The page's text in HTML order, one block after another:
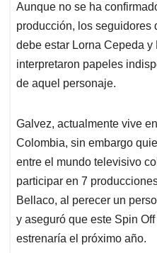
Aunque no se ha
producción, los seguidores
debe estar Lorna Cepeda
interpretaron papeles
de aquel personaje.
Galvez, actualmente vive
Colombia, sin embargo
entre el mundo televisivo
participar en 7
Bellaco, al perecer un
y aseguró que este Spin
estrenaría el próximo año.